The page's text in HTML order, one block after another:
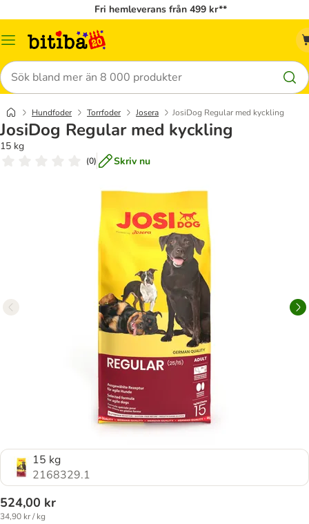
Fri hemleverans från 499 kr**
Meny
Sök
Hundfoder Torrfoder Josera JosiDog Regular med kyckling
JosiDog Regular med kyckling
15 kg
(0) Skriv nu
15 kg
2168329.1
524,00 kr
34,90 kr / kg